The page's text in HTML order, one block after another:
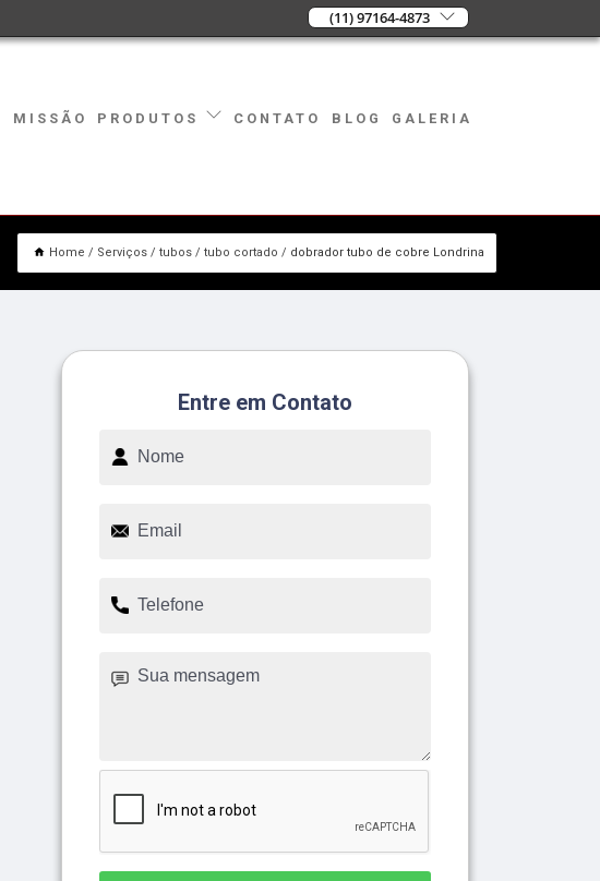
(11) 97164-4873
MISSÃO PRODUTOS CONTATO BLOG GALERIA
Home Serviços tubos tubo cortado dobrador tubo de cobre Londrina
Entre em Contato